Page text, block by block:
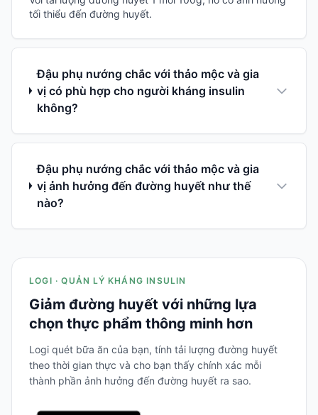
tối thiểu đến đường huyết.
Đậu phụ nướng chắc với thảo mộc và gia
vị có phù hợp cho người kháng insulin
không?
Đậu phụ nướng chắc với thảo mộc và gia
vị ảnh hưởng đến đường huyết như thế
nào?
LOGI · QUẢN LÝ KHÁNG INSULIN
Giảm đường huyết với những lựa
chọn thực phẩm thông minh hơn
Logi quét bữa ăn của bạn, tính tải lượng đường huyết
theo thời gian thực và cho bạn thấy chính xác mỗi
thành phần ảnh hưởng đến đường huyết ra sao.